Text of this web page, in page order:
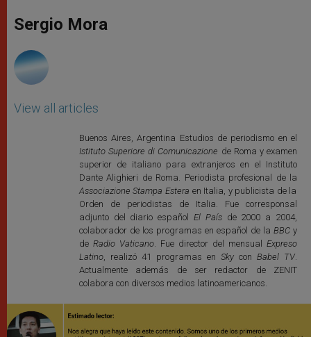
p
p
g
e
o
k
Sergio Mora
View all articles
Buenos Aires, Argentina Estudios de periodismo en el
Istituto Superiore di Comunicazione de Roma y examen
superior de italiano para extranjeros en el Instituto
Dante Alighieri de Roma. Periodista profesional de la
Associazione Stampa Estera en Italia, y publicista de la
Orden de periodistas de Italia. Fue corresponsal
adjunto del diario españolEl Paísde 2000 a 2004,
colaborador de los programas en español de la BBCy
de Radio Vaticano. Fue director del mensualExpreso
Latino, realizó 41 programas en Skycon Babel TV.
Actualmente además de ser redactor de ZENIT
colabora con diversos medios latinoamericanos.